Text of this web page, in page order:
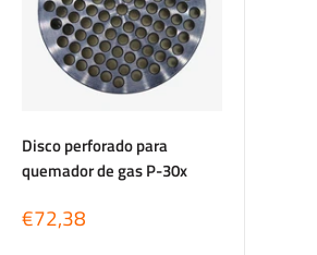
Disco perforado para
quemador de gas P-30x
Precio
de
€72,38